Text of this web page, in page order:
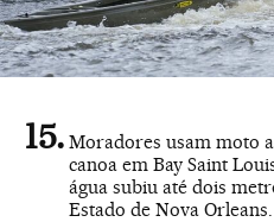
Moradores usam moto
canoa em Bay Saint
água subiu até dois
Estado de Nova Orleans.